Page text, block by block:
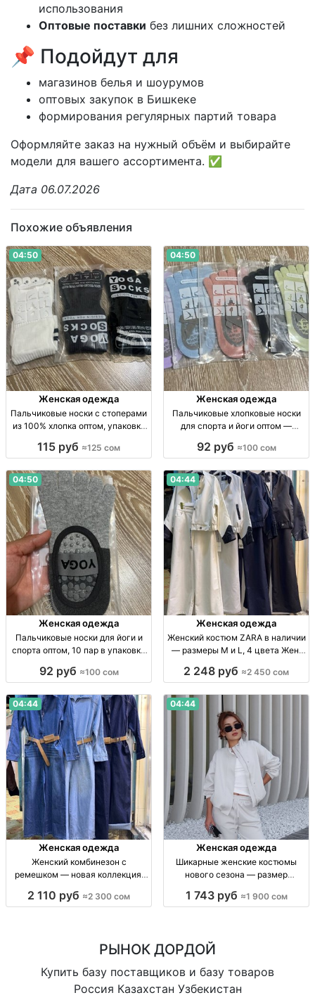
использования
Оптовые поставки без лишних сложностей
📌 Подойдут для
магазинов белья и шоурумов
оптовых закупок в Бишкеке
формирования регулярных партий товара
Оформляйте заказ на нужный объём и выбирайте
модели для вашего ассортимента. ✅
Дата 06.07.2026
Похожие объявления
04:50
Женская одежда
Пальчиковые носки с стоперами
из 100% хлопка оптом, упаковка
100% х/б, р-р стандарт, уп. 10 шт.,
115 руб ≈125 сом
04:50
Женская одежда
Пальчиковые хлопковые носки
для спорта и йоги оптом —
пальчики, 100% хлопок, р-р
92 руб ≈100 сом
04:50
Женская одежда
Пальчиковые носки для йоги и
спорта оптом, 10 пар в упаковке
р-р станд., уп. 10 шт., опт.
92 руб ≈100 сом
04:44
Женская одежда
Женский костюм ZARA в наличии
— размеры M и L, 4 цвета Жен.
огранич. кол-во, 2450 сом
2 248 руб ≈2 450 сом
04:44
Женская одежда
Женский комбинезон с
ремешком — новая коллекция,
ремешком, размеры M–L,
2 110 руб ≈2 300 сом
04:44
Женская одежда
Шикарные женские костюмы
нового сезона — размер
костюм, новая коллекция, р-р
1 743 руб ≈1 900 сом
РЫНОК ДОРДОЙ
Купить базу поставщиков и базу товаров
Россия Казахстан Узбекистан